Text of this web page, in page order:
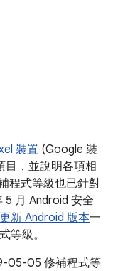
裝置 (Google 裝
目，並說明各項相
程式等級也已針對
5 月 Android 安全
新 Android 版本一
等級。
05-05 修補程式等